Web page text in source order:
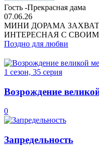
Гость -Прекрасная дама
07.06.26
МИНИ ДОРАМА
ИНТЕРЕСНАЯ С
Поздно для любви
1 сезон, 35 серия
Возрождение
0
Запредельность